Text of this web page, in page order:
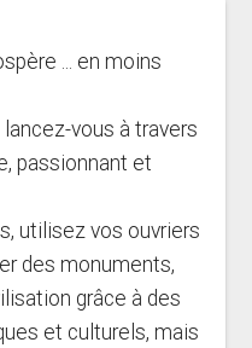
... en moins
vous à travers
passionnant et
utilisez vos ouvriers
des monuments,
grâce à des
et culturels, mais